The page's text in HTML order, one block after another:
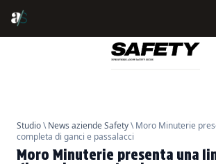
Studio\News aziende Safety\ Moro Minuterie
completa di ganci e passalacci
Moro Minuterie presenta una